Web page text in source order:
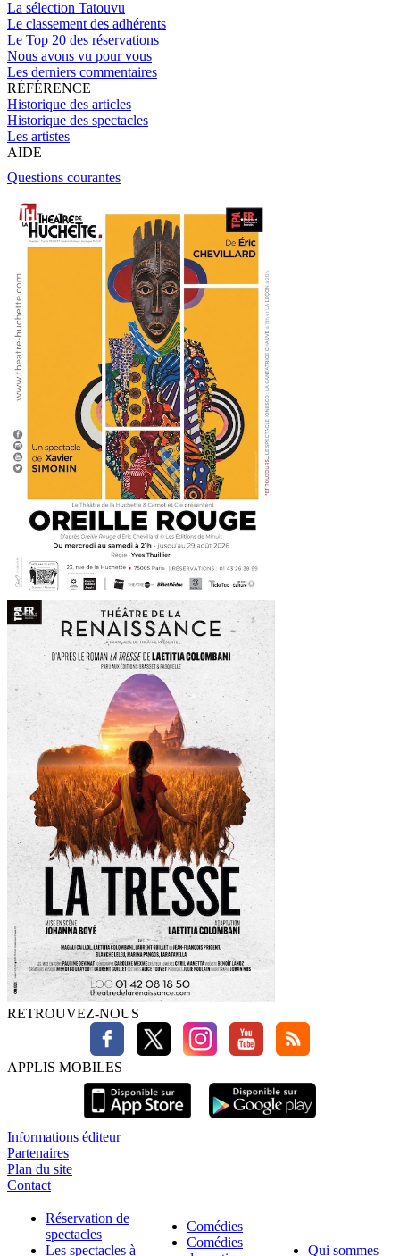
La sélection Tatouvu
Le classement des adhérents
Le Top 20 des réservations
Nous avons vu pour vous
Les derniers commentaires
RÉFÉRENCE
Historique des articles
Historique des spectacles
Les artistes
AIDE
Questions courantes
RETROUVEZ-NOUS
APPLIS MOBILES
Informations éditeur
Partenaires
Plan du site
Contact
Réservation de
spectacles
Les spectacles à
Comédies
Comédies
Qui sommes